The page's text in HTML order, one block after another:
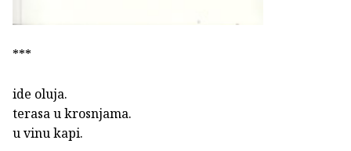
***
ide oluja.
terasa u krosnjama.
u vinu kapi.